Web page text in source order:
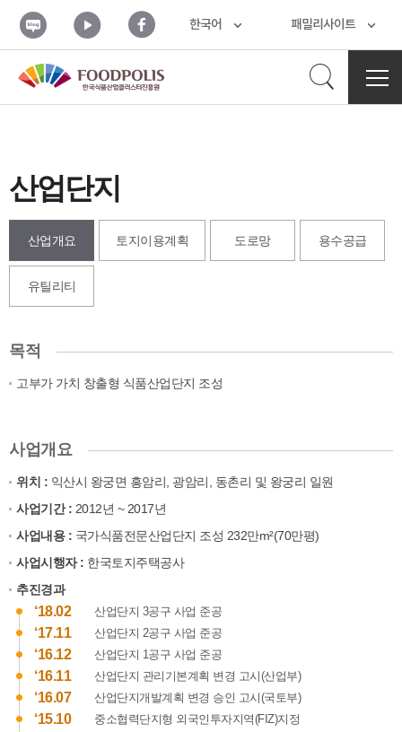
본문 바로가기
블
로
그
유
튜
브
페
이
스
북
한국어 패밀리사이트
검
기
전
산업단지
산업개요 토지이용계획 도로망 용수공급
유틸리티
업
요
목적
고부가 가치 창출형 식품산업단지 조성
사업개요
위치 : 익산시 왕궁면 흥암리, 광암리, 동촌리 및 왕궁리 일원
사업기간 : 2012년 ~ 2017년
사업내용 : 국가식품전문산업단지 조성 232만m²(70만평)
사업시행자 : 한국토지주택공사
추진경과
‘18.02 산업단지 3공구 사업 준공
‘17.11 산업단지 2공구 사업 준공
‘16.12 산업단지 1공구 사업 준공
‘16.11 산업단지 관리기본계획 변경 고시(산업부)
‘16.07 산업단지개발계획 변경 승인 고시(국토부)
‘15.10 중소협력단지형 외국인투자지역(FIZ)지정